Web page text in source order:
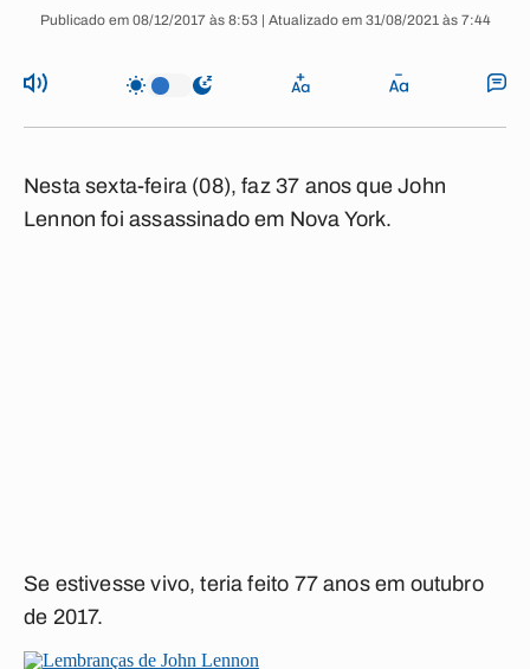
Publicado em 08/12/2017 às 8:53 | Atualizado em 31/08/2021 às 7:44
Nesta sexta-feira (08), faz 37 anos que John
Lennon foi assassinado em Nova York.
Se estivesse vivo, teria feito 77 anos em outubro
de 2017.